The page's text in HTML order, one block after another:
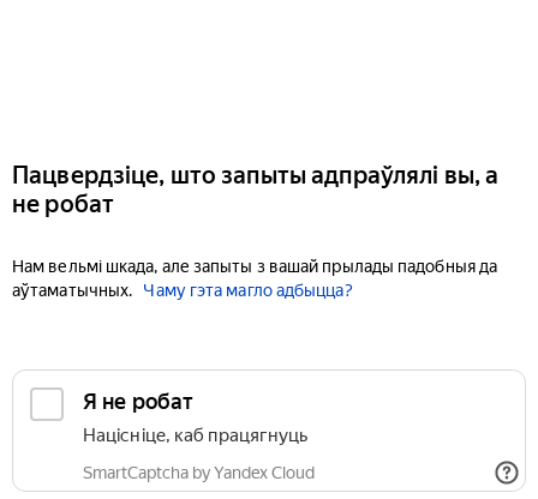
Пацвердзіце, што запыты адпраўлялі вы, а
не робат
Нам вельмі шкада, але запыты з вашай прылады падобныя да
аўтаматычных.
Чаму гэта магло адбыцца?
Я не робат
Націсніце, каб працягнуць
SmartCaptcha by Yandex Cloud